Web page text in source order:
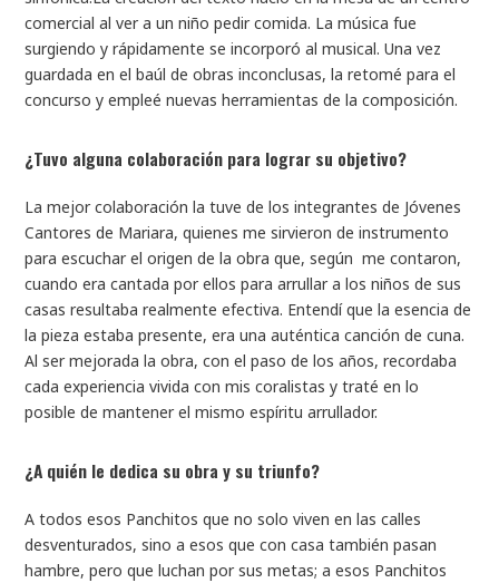
comercial al ver a un niño pedir comida. La música fue
surgiendo y rápidamente se incorporó al musical. Una vez
guardada en el baúl de obras inconclusas, la retomé para el
concurso y empleé nuevas herramientas de la composición.
¿Tuvo alguna colaboración para lograr su objetivo?
La mejor colaboración la tuve de los integrantes de Jóvenes
Cantores de Mariara, quienes me sirvieron de instrumento
para escuchar el origen de la obra que, según me contaron,
cuando era cantada por ellos para arrullar a los niños de sus
casas resultaba realmente efectiva. Entendí que la esencia de
la pieza estaba presente, era una auténtica canción de cuna.
Al ser mejorada la obra, con el paso de los años, recordaba
cada experiencia vivida con mis coralistas y traté en lo
posible de mantener el mismo espíritu arrullador.
¿A quién le dedica su obra y su triunfo?
A todos esos Panchitos que no solo viven en las calles
desventurados, sino a esos que con casa también pasan
hambre, pero que luchan por sus metas; a esos Panchitos